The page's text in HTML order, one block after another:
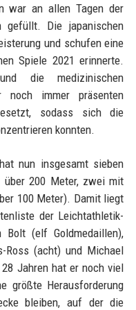
war an allen Tagen der
gefüllt. Die japanischen
und schufen eine
Spiele 2021 erinnerte.
die medizinischen
noch immer präsenten
sodass sich die
konnten.
nun insgesamt sieben
über 200 Meter, zwei mit
100 Meter). Damit liegt
der Leichtathletik-
Bolt (elf Goldmedaillen),
Ross (acht) und Michael
Jahren hat er noch viel
größte Herausforderung
bleiben, auf der die